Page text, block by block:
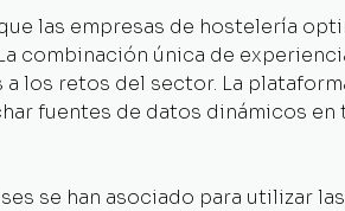
las empresas de hostelería
combinación única de
los retos del sector. La
fuentes de datos dinámicos en
se han asociado para utilizar